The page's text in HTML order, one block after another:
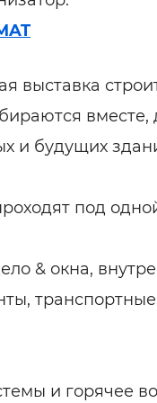
и будущих
под
& окна,
и горячее